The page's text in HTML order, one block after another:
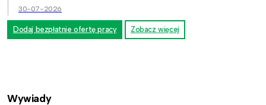
30-07-2026
Dodaj bezpłatnie ofertę pracy Zobacz więcej
Wywiady